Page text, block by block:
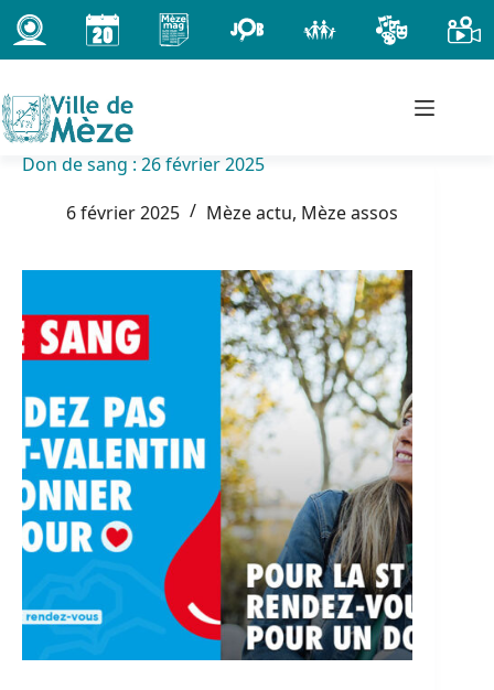
Passer
au
contenu
Don de sang : 26 février 2025
6 février 2025
Mèze actu, Mèze assos